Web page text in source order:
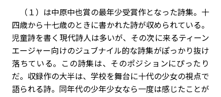
（１）は中原中也賞の最年少受賞作となった詩集。十
四歳から十七歳のときに書かれた詩が収められている。
児童詩を書く現代詩人は多いが、その次に来るティーン
エージャー向けのジュブナイル的な詩集がぽっかり抜け
落ちている。この詩集は、そのポジションにぴったり
だ。収録作の大半は、学校を舞台に十代の少女の視点で
語られる詩。同年代の少年少女なら一度は感じたことが